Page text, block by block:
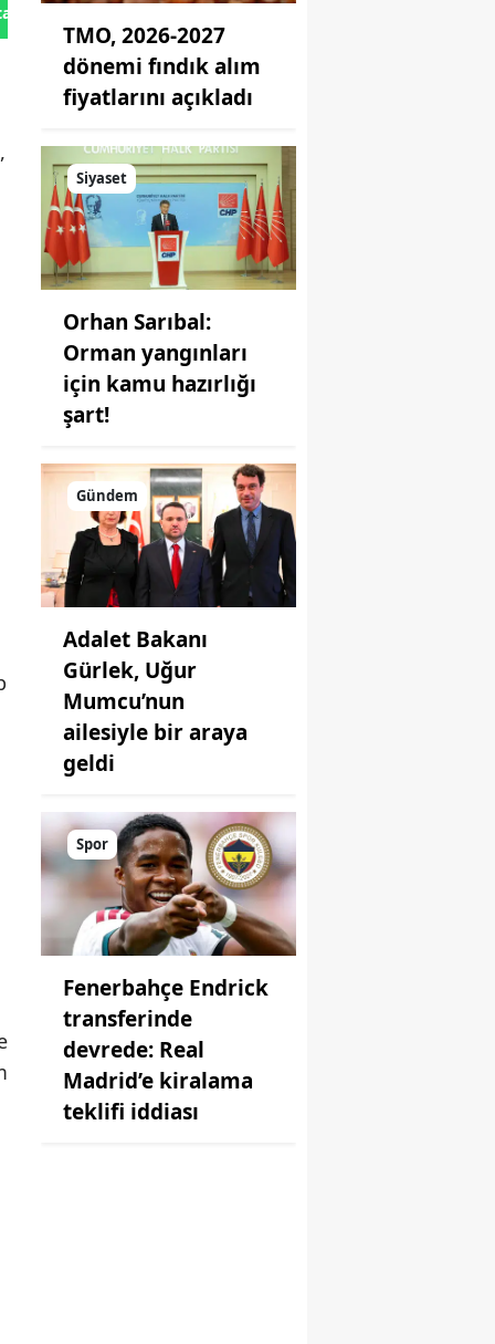
Gönder
TMO, 2026-2027
dönemi fındık alım
fiyatlarını açıkladı
Siyaset
Orhan Sarıbal:
Orman yangınları
için kamu hazırlığı
şart!
Gündem
Adalet Bakanı
Gürlek, Uğur
Mumcu’nun
ailesiyle bir araya
geldi
Spor
Fenerbahçe Endrick
transferinde
devrede: Real
Madrid’e kiralama
teklifi iddiası